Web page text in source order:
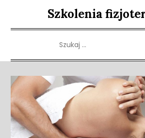
content
Szkolenia